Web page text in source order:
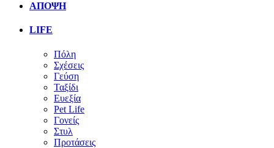
ΑΠΟΨΗ
LIFE
Πόλη
Σχέσεις
Γεύση
Ταξίδι
Ευεξία
Pet Life
Γονείς
Στυλ
Προτάσεις